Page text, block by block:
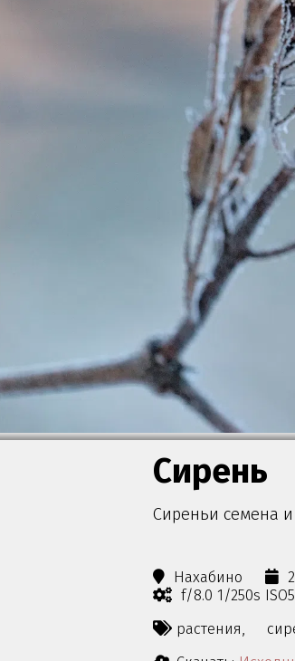
Сирень
Сиреньи семена
Нахабино
f/8.0 1/250s
растения,